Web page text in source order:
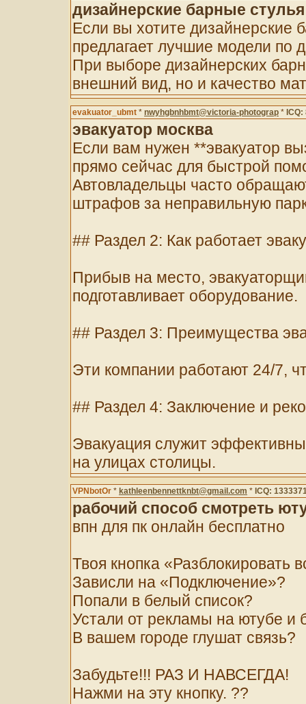
дизайнерские барные
Если вы хотите дизайнерские
предлагает лучшие модели по
При выборе дизайнерских
внешний вид, но и качество
evakuator_ubmt * nwyhgbnhbmt@victoria-photograp *
эвакуатор москва
Если вам нужен **эвакуатор
прямо сейчас для быстрой
Автовладельцы часто
штрафов за неправильную
## Раздел 2: Как работает
Прибыв на место,
подготавливает оборудование.
## Раздел 3: Преимущества
Эти компании работают 24/7,
## Раздел 4: Заключение и
Эвакуация служит
на улицах столицы.
VPNbotOr * kathleenbennettknbt@gmail.com * ICQ:
рабочий способ смотреть
впн для пк онлайн бесплатно
Твоя кнопка «Разблокировать
Зависли на «Подключение»?
Попали в белый список?
Устали от рекламы на ютубе и
В вашем городе глушат связь?
Забудьте!!! РАЗ И НАВСЕГДА!
Нажми на эту кнопку. ??